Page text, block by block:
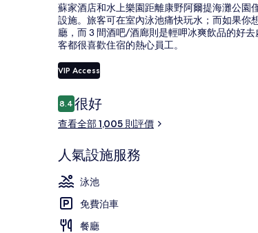
蘇家酒店和水上樂園距離康野阿爾提海灘公園
設施。旅客可在室內泳池痛快玩水；而如果你
廳，而 3 間酒吧/酒廊則是輕呷冰爽飲品的好
客都很喜歡住宿的熱心員工。
VIP Access
評
價
8.48.4 分，滿分 10 分，
很好
查看全部 1,005 則評價
人氣設施服務
泳池
免費泊車
餐廳